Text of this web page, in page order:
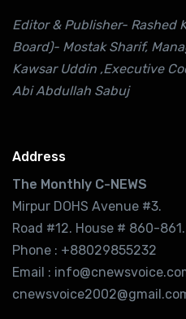
Editor & Publisher- Rashed
Board)- Mostak Sharif,
Kawsar Uddin ,Executive
Abi Abdullah Sabuj
Address
The Monthly C-NEWS
Mirpur DOHS Avenue #3.
Road #12. House # 860-
Phone : +88029855232
Email :